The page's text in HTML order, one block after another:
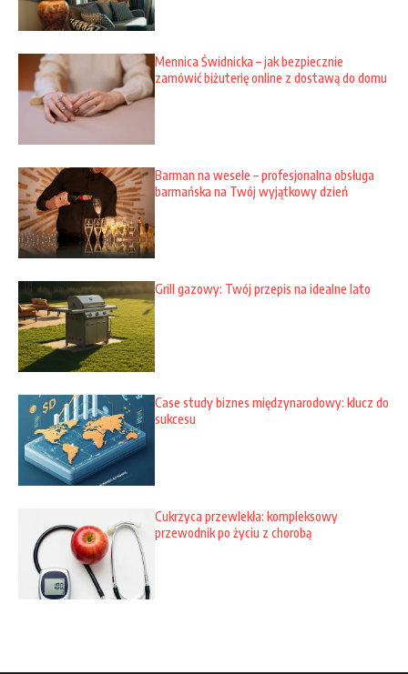
Mennica Świdnicka – jak bezpiecznie
zamówić biżuterię online z dostawą do domu
Barman na wesele – profesjonalna obsługa
barmańska na Twój wyjątkowy dzień
Grill gazowy: Twój przepis na idealne lato
Case study biznes międzynarodowy: klucz do
sukcesu
Cukrzyca przewlekła: kompleksowy
przewodnik po życiu z chorobą